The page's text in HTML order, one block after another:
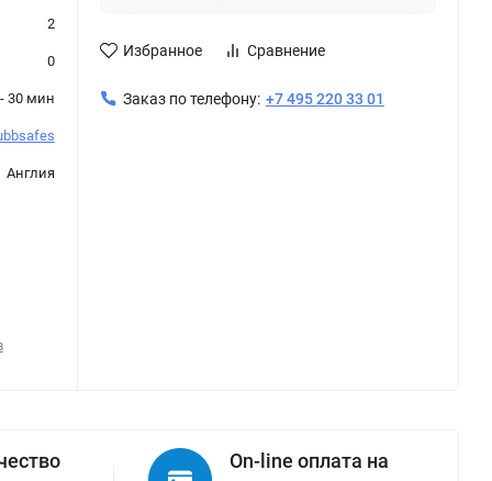
2
0
30 мин
Англия
Избранное Сравнение
Заказ по телефону: +7 495 220 33 01
On-line оплата на